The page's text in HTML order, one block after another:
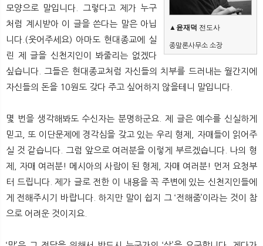
▲ 윤재덕 전도사
종말론사무소 소장
모양으로 말입니다. 그렇다고 제가 누구
처럼 계시받아 이 글을 쓴다는 말은 아닙
니다.(웃어주세요) 아마도 현대종교에 실
린 제 글을 신천지인이 봐줄리는 없겠다
싶습니다. 그들은 현대종교처럼 자신들의 치부를 드러내는 월간지에
자신들의 돈을 10원도 갖다 주고 싶어하지 않을테니 말입니다.
몇 번을 생각해봐도 수신자는 분명하군요. 제 글은 예수를 신실하게
믿고, 또 이단문제에 경각심을 갖고 있는 우리 형제, 자매들이 읽어주
실 것 같습니다. 그럼 앞으로 여러분을 이렇게 부르겠습니다. 나의 형
제, 자매 여러분! 메시아의 사람이 된 형제, 자매 여러분! 먼저 요청부
터 드립니다. 제가 글로 전한 이 내용을 꼭 주변에 있는 신천지인들에
게 전해주시기 바랍니다. 하지만 말이 쉽지 그 ‘전해줌’이라는 것이 참
으로 어려운 것이지요.